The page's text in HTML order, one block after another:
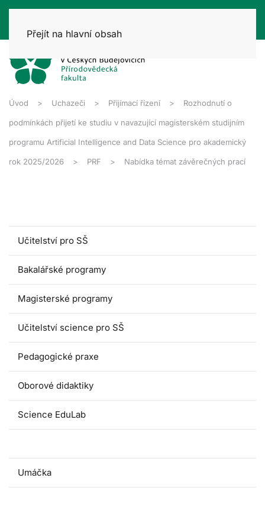
Přejít na hlavní obsah
Úvod Uchazeči Přijímací řízení Rozhodnutí o
podmínkách přijetí ke studiu v navazující magisterském studijním
programu Artificial Intelligence and Data Science pro akademický
rok 2025/2026 PRF Nabídka témat závěrečných prací
Učitelství pro SŠ
Bakalářské programy
Magisterské programy
Učitelství science pro SŠ
Pedagogické praxe
Oborové didaktiky
Science EduLab
Umáčka